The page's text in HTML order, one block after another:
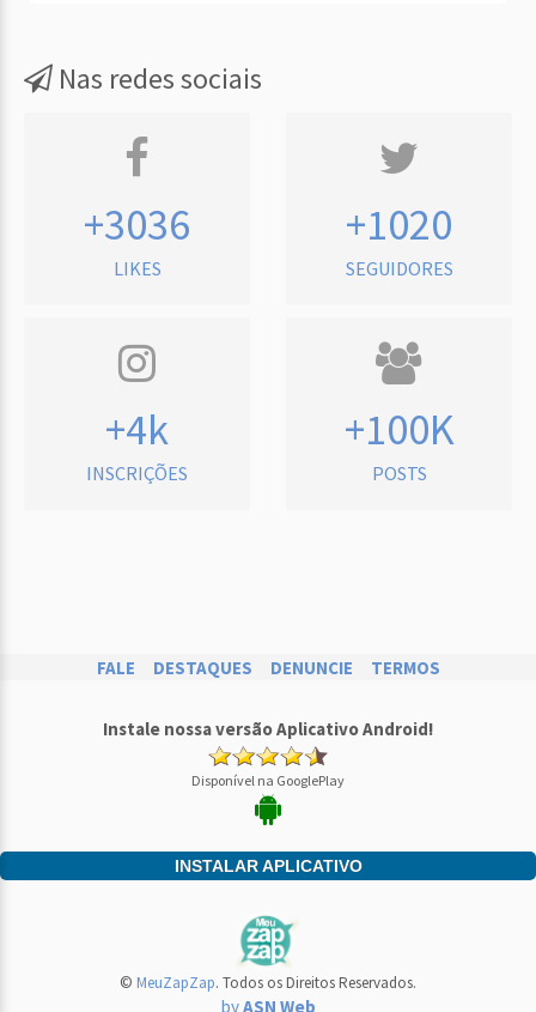
Nas redes sociais
+3036
LIKES
+1020
SEGUIDORES
+4k
INSCRIÇÕES
+100K
POSTS
FALE DESTAQUES DENUNCIE TERMOS
Instale nossa versão Aplicativo Android!
Disponível na GooglePlay
INSTALAR APLICATIVO
© MeuZapZap. Todos os Direitos Reservados.
byASN Web